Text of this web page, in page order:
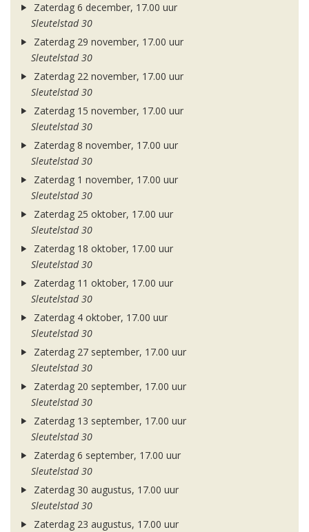
Zaterdag 6 december, 17.00 uur
Sleutelstad 30
Zaterdag 29 november, 17.00 uur
Sleutelstad 30
Zaterdag 22 november, 17.00 uur
Sleutelstad 30
Zaterdag 15 november, 17.00 uur
Sleutelstad 30
Zaterdag 8 november, 17.00 uur
Sleutelstad 30
Zaterdag 1 november, 17.00 uur
Sleutelstad 30
Zaterdag 25 oktober, 17.00 uur
Sleutelstad 30
Zaterdag 18 oktober, 17.00 uur
Sleutelstad 30
Zaterdag 11 oktober, 17.00 uur
Sleutelstad 30
Zaterdag 4 oktober, 17.00 uur
Sleutelstad 30
Zaterdag 27 september, 17.00 uur
Sleutelstad 30
Zaterdag 20 september, 17.00 uur
Sleutelstad 30
Zaterdag 13 september, 17.00 uur
Sleutelstad 30
Zaterdag 6 september, 17.00 uur
Sleutelstad 30
Zaterdag 30 augustus, 17.00 uur
Sleutelstad 30
Zaterdag 23 augustus, 17.00 uur